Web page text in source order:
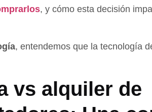
, y cómo esta decisión
, entendemos que la tecnología
vs alquiler de